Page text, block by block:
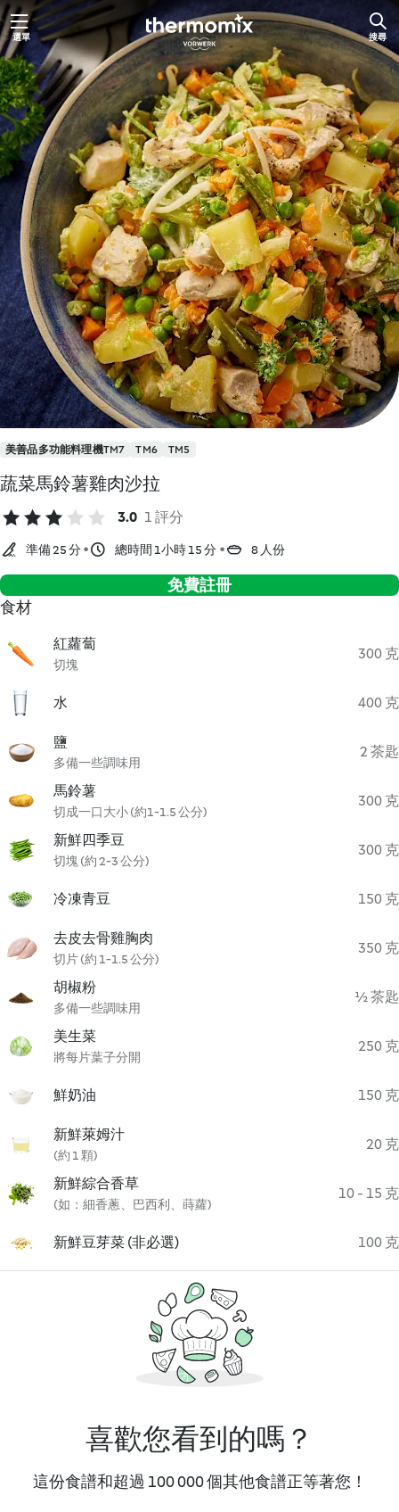
跳
至
主
要
內
容
選單 搜尋
美善品多功能料理機TM7 TM6 TM5
蔬菜馬鈴薯雞肉沙拉
3.0 1 評分
準備 25 分 總時間 1小時 15 分 8 人份
免費註冊
食材
紅蘿蔔
切塊
300 克
水 400 克
鹽
多備一些調味用
2 茶匙
馬鈴薯
切成一口大小 (約1-1.5 公分)
300 克
新鮮四季豆
切塊 (約 2-3 公分)
300 克
冷凍青豆 150 克
去皮去骨雞胸肉
切片 (約 1-1.5 公分)
350 克
胡椒粉
多備一些調味用
½ 茶匙
美生菜
將每片葉子分開
250 克
鮮奶油 150 克
新鮮萊姆汁
(約 1 顆)
20 克
新鮮綜合香草
(如：細香蔥、巴西利、蒔蘿)
10 - 15 克
新鮮豆芽菜 (非必選) 100 克
喜歡您看到的嗎？
這份食譜和超過 100 000 個其他食譜正等著您！